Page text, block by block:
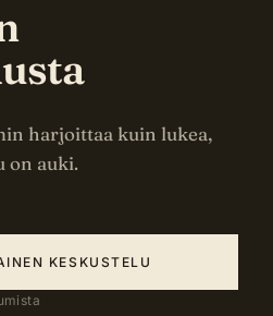
harjoittaa kuin lukea,
on auki.
KESKUSTELU